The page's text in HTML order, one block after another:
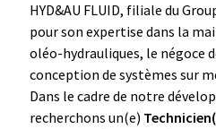
HYD&AU FLUID, filiale du
pour son expertise dans la
oléo-hydrauliques, le négoce
conception de systèmes sur
Dans le cadre de notre
recherchons un(e)